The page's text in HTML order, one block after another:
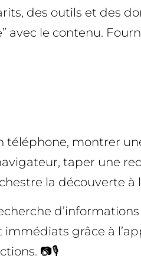
des outils et des
avec le contenu.
téléphone, montrer
taper une
la découverte
grâce à
📷🎙️